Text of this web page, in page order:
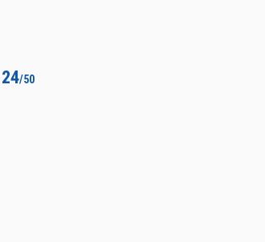
24/50